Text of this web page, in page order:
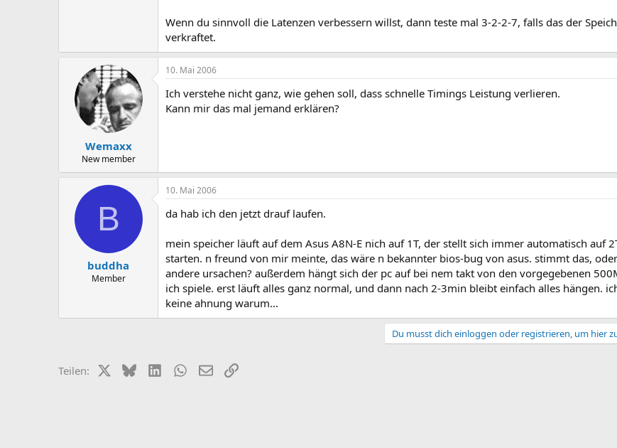
Wenn du sinnvoll die Latenzen verbessern willst, dann teste mal 3-2-2-7, falls das der
verkraftet.
Wemaxx
New member
10. Mai 2006
Ich verstehe nicht ganz, wie gehen soll, dass schnelle Timings Leistung verlieren.
Kann mir das mal jemand erklären?
B
buddha
Member
10. Mai 2006
da hab ich den jetzt drauf laufen.
mein speicher läuft auf dem Asus A8N-E nich auf 1T, der stellt sich immer automatisch auf
starten. n freund von mir meinte, das wäre n bekannter bios-bug von asus. stimmt das,
andere ursachen? außerdem hängt sich der pc auf bei nem takt von den vorgegebenen
ich spiele. erst läuft alles ganz normal, und dann nach 2-3min bleibt einfach alles hängen.
keine ahnung warum...
Du musst dich einloggen oder registrieren, um hier
Teilen: X (Twitter)
BlueskyLinkedInWhatsApp
E-MailLink